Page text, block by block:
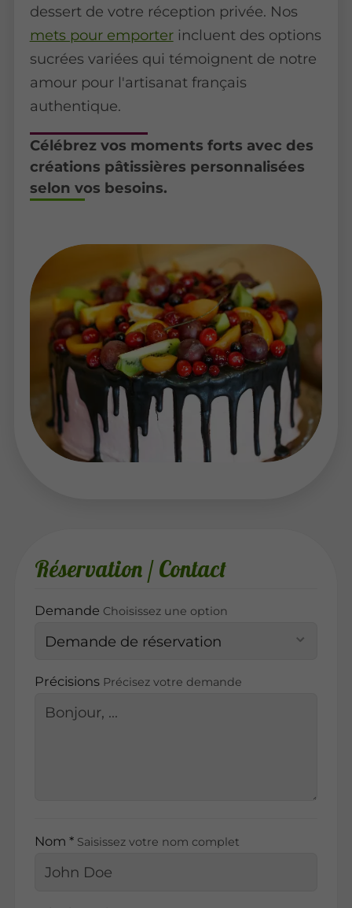
dessert de votre réception privée. Nos
mets pour emporterincluent des options
sucrées variées qui témoignent de notre
amour pour l'artisanat français
authentique.
Célébrez vos moments forts avec des
créations pâtissières personnalisées
selon vos besoins.
Réservation / Contact
Demande Choisissez une option
Précisions Précisez votre demande
Nom * Saisissez votre nom complet